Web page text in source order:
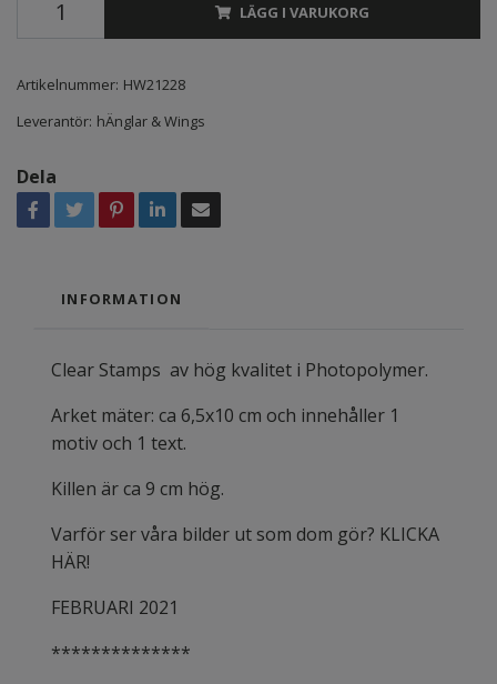
LÄGG I VARUKORG
Artikelnummer: HW21228
Leverantör: hÄnglar & Wings
Dela
INFORMATION
Clear Stamps av hög kvalitet i Photopolymer.
Arket mäter: ca 6,5x10 cm och innehåller 1
motiv och 1 text.
Killen är ca 9 cm hög.
Varför ser våra bilder ut som dom gör? KLICKA
HÄR!
FEBRUARI 2021
**************